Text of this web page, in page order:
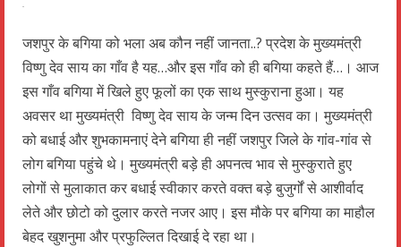
जशपुर के बगिया को भला अब कौन नहीं जानता..? प्रदेश के मुख्यमंत्री
विष्णु देव साय का गाँव है यह…और इस गाँव को ही बगिया कहते हैं…। आज
इस गाँव बगिया में खिले हुए फूलों का एक साथ मुस्कुराना हुआ। यह
अवसर था मुख्यमंत्री विष्णु देव साय के जन्म दिन उत्सव का। मुख्यमंत्री
को बधाई और शुभकामनाएं देने बगिया ही नहीं जशपुर जिले के गांव-गांव से
लोग बगिया पहुंचे थे। मुख्यमंत्री बड़े ही अपनत्व भाव से मुस्कुराते हुए
लोगों से मुलाकात कर बधाई स्वीकार करते वक्त बड़े बुजुर्गों से आशीर्वाद
लेते और छोटो को दुलार करते नजर आए। इस मौके पर बगिया का माहौल
बेहद खुशनुमा और प्रफुल्लित दिखाई दे रहा था।